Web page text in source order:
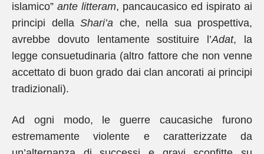
islamico” ante litteram, pancaucasico ed ispirato ai
principi dellaShari’a che, nella sua prospettiva,
avrebbe dovuto lentamente sostituire l’Adat, la
legge consuetudinaria (altro fattore che non venne
accettato di buon grado dai clan ancorati ai principi
tradizionali).
Ad ogni modo, le guerre caucasiche furono
estremamente violente e caratterizzate da